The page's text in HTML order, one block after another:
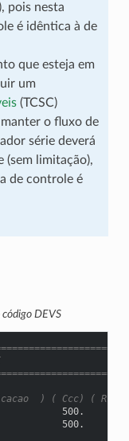
pois nesta
é idêntica à de
que esteja em
um
(TCSC)
o fluxo de
série deverá
(sem limitação),
de controle é
DEVS
) ( Ccc) (
500.
500.